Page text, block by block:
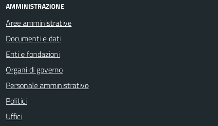
AMMINISTRAZIONE
Aree amministrative
Documenti e dati
Enti e fondazioni
Organi di governo
Personale amministrativo
Politici
Uffici